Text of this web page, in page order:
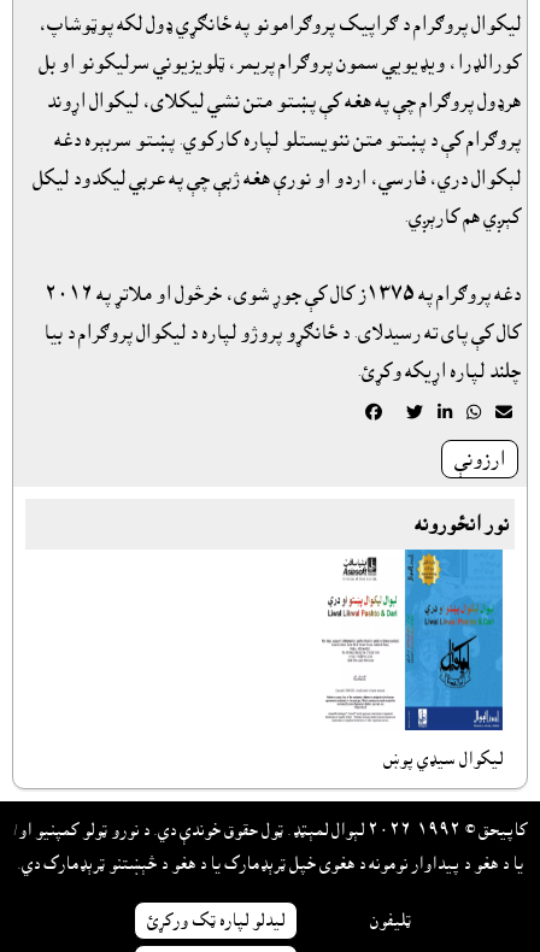
ليکوال پروګرام د ګراپيک پروګرامونو په ځانګړي ډول لکه پوټوشاپ،
کورالډرا، ويډيويي سمون پروګرام پريمر، ټلويزيوني سرليکونو او بل
هرډول پروګرام چې په هغه کې پښتو متن نشي ليکلاى، ليکوال اړوند
پروګرام کې د پښتو متن ننويستلو لپاره کارکوي. پښتو سربېره دغه
لېکوال دري، فارسي، اردو او نورې هغه ژبې چې په عربي ليکدود ليکل
کېږي هم کارېږي.
دغه پروګرام په ١٣٧٥ز کال کې جوړ شوى، خرڅول او ملاتړ په ٢٠١٦
کال کې پاى ته رسيدلاى. د ځانګړو پروژو لپاره د ليکوال پروګرام د بيا
چلند لپاره اړيکه وکړئ.
    
ارزونې
نور انځورونه
ليکوال سيډي پوښ
کاپيحق © ١٩٩٢-٢٠٢٦ لېوال لمېټډ. ټول حقوق خوندې دي. د نورو ټولو کمپنيو او/
يا د هغو د پيداوار نومونه د هغوى خپل ټرېډمارک يا د هغو د څېښتنو ټرېډمارک دي.
ټليفون ليدلو لپاره ټک ورکړئ